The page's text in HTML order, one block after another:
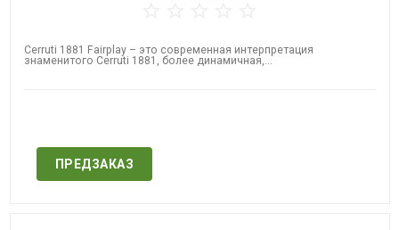
Cerruti 1881 Fairplay – это современная интерпретация
знаменитого Cerruti 1881, более динамичная,...
ПРЕДЗАКАЗ